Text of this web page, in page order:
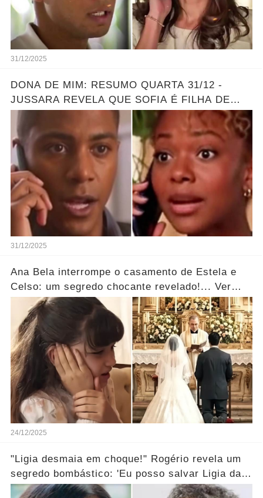
31/12/2025
DONA DE MIM: RESUMO QUARTA 31/12 -
JUSSARA REVELA QUE SOFIA É FILHA DE
MARLON - GRANDE REVELAÇÃO
31/12/2025
Ana Bela interrompe o casamento de Estela e
Celso: um segredo chocante revelado!... Ver
24/12/2025
"Ligia desmaia em choque!" Rogério revela um
segredo bombástico: 'Eu posso salvar Ligia da
morte...' Ver mais